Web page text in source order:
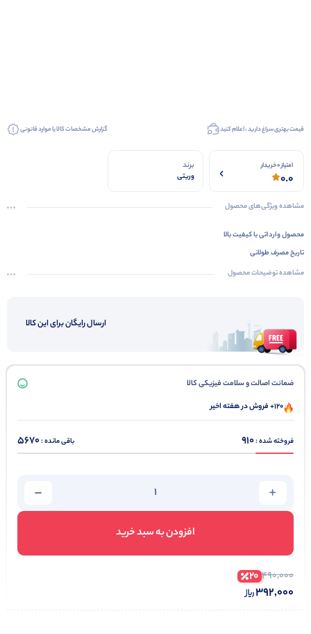
قیمت بهتری سراغ دارید ، اعلام کنید گزارش مشخصات کالا یا موارد قانونی
امتیاز 0 خریدار
0.0
برند
وریتی
مشاهده ویژگی‌های محصول
محصول وارداتی با کیفیت بالا
تاریخ مصرف طولانی
دارای مدل های مختلف از جمله آلکالاین
ارسال فوری به همه ایران
ارسال از طریق باربری
مناسب برای اکثر دستگاه ها
شارژ دهی مناسب
مشاهده توضیحات محصول
ارسال رایگان برای این کالا
ضمانت اصالت و سلامت فیزیکی کالا
120+ فروش در هفته اخیر
فروخته شده :910 باقی مانده :5670
افزودن به سبد خرید
490,000
20
392,000